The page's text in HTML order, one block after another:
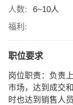
人数:
6~10人
福利:
职位要求
岗位职责：负责
市场，达到成交
时也达到销售人